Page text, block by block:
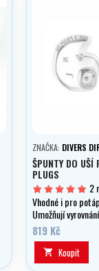
ZNAČKA: DIVERS
ŠPUNTY DO UŠÍ
PLUGS
2
Vhodné i pro
Umožňují
ventilačnímu otvoru.
819 Kč
 Koupit